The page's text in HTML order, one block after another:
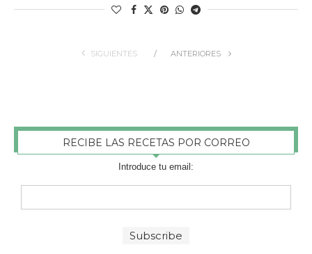
SIGUIENTES ANTERIORES
RECIBE LAS RECETAS POR CORREO
Introduce tu email: